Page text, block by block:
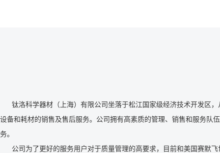
钛洛科学器材（上海）有限公司坐落于松江国家级经济技术开发区，
设备和耗材的销售及售后服务。公司拥有高素质的管理、销售和服务队
务。
公司为了更好的服务用户对于质量管理的高要求，目前和美国赛默飞